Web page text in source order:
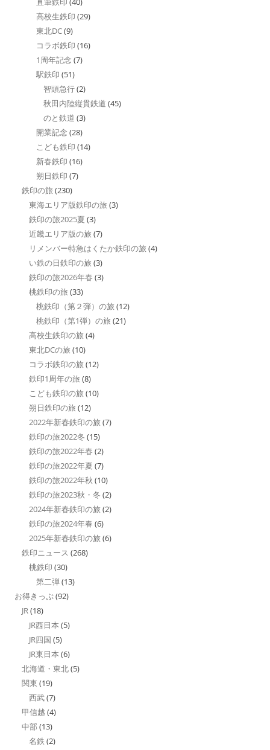
高校生鉄印 (29)
東北DC(9)
コラボ鉄印 (16)
1周年記念 (7)
駅鉄印 (51)
智頭急行(2)
秋田内陸縦貫鉄道 (45)
のと鉄道 (3)
開業記念 (28)
こども鉄印 (14)
新春鉄印 (16)
朔日鉄印 (7)
鉄印の旅 (230)
東海エリア版鉄印の旅 (3)
鉄印の旅2025夏 (3)
近畿エリア版の旅 (7)
リメンバー特急はくたか鉄印の旅 (4)
い鉄の日鉄印の旅 (3)
鉄印の旅2026年春 (3)
桃鉄印の旅 (33)
桃鉄印（第２弾）の旅 (12)
桃鉄印（第1弾）の旅 (21)
高校生鉄印の旅 (4)
東北DCの旅 (10)
コラボ鉄印の旅 (12)
鉄印1周年の旅 (8)
こども鉄印の旅 (10)
朔日鉄印の旅 (12)
2022年新春鉄印の旅 (7)
鉄印の旅2022冬 (15)
鉄印の旅2022年春 (2)
鉄印の旅2022年夏 (7)
鉄印の旅2022年秋 (10)
鉄印の旅2023秋・冬 (2)
2024年新春鉄印の旅 (2)
鉄印の旅2024年春 (6)
2025年新春鉄印の旅 (6)
鉄印ニュース (268)
桃鉄印 (30)
第二弾(13)
お得きっぷ(92)
JR (18)
JR西日本 (5)
JR四国 (5)
JR東日本 (6)
北海道・東北(5)
関東 (19)
西武(7)
甲信越 (4)
中部 (13)
名鉄 (2)